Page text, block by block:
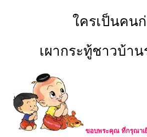
ใครเป็นคน
เผากระทู้ชาวบ้า
ขอบพระคุณ ที่กรุณาเ